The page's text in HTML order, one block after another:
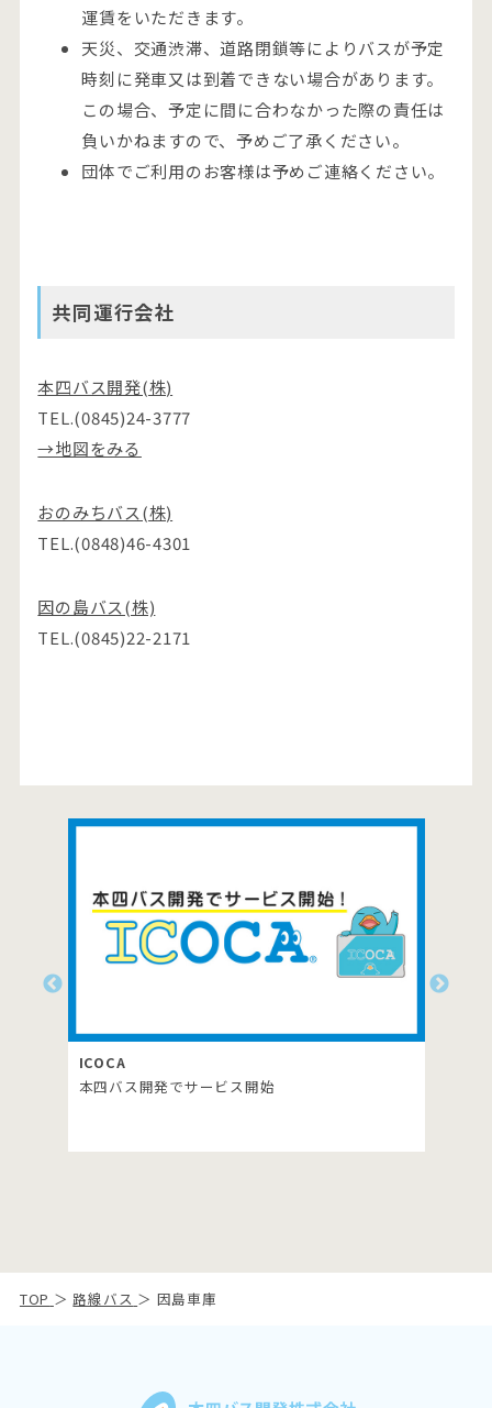
運賃をいただきます。
天災、交通渋滞、道路閉鎖等によりバスが予定
時刻に発車又は到着できない場合があります。
この場合、予定に間に合わなかった際の責任は
負いかねますので、予めご了承ください。
団体でご利用のお客様は予めご連絡ください。
共同運行会社
本四バス開発(株)
TEL.(0845)24-3777
→地図をみる
おのみちバス(株)
TEL.(0848)46-4301
因の島バス(株)
TEL.(0845)22-2171
でサービス開始
TOP ＞路線バス ＞ 因島車庫